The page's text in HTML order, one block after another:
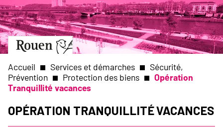
Aller
au
contenu
principal
Aller
à
page
d’accueil
Slide
1
of
1
d'Ariane
Accueil Services et démarches
Sécurité,
Prévention
Protection des biens
Opération
Tranquillité vacances
Opération Tranquillité Vacances